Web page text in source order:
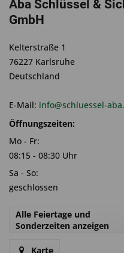
Aba Schlüssel &
GmbH
Kelterstraße 1
76227 Karlsruhe
Deutschland
E-Mail: info@schluessel-
Öffnungszeiten:
Mo - Fr:
08:15 - 08:30 Uhr
Sa - So:
geschlossen
Alle Feiertage und
Sonderzeiten anzeigen
Karte